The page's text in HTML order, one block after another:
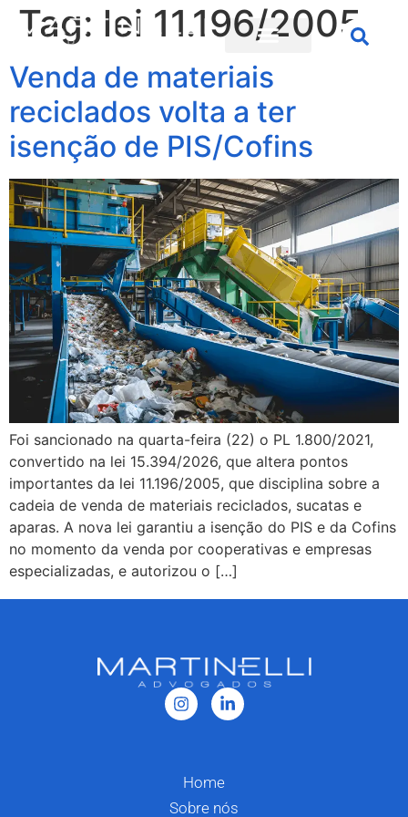
Tag: lei 11.196/2005
Venda de materiais
reciclados volta a ter
isenção de PIS/Cofins
Foi sancionado na quarta-feira (22) o PL 1.800/2021,
convertido na lei 15.394/2026, que altera pontos
importantes da lei 11.196/2005, que disciplina sobre a
cadeia de venda de materiais reciclados, sucatas e
aparas. A nova lei garantiu a isenção do PIS e da Cofins
no momento da venda por cooperativas e empresas
especializadas, e autorizou o […]
Home
Sobre nós